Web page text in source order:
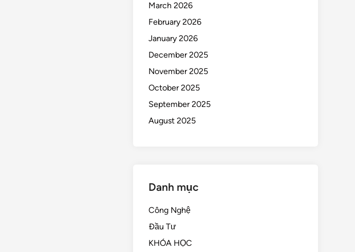
March 2026
February 2026
January 2026
December 2025
November 2025
October 2025
September 2025
August 2025
Danh mục
Công Nghệ
Đầu Tư
KHÓA HỌC